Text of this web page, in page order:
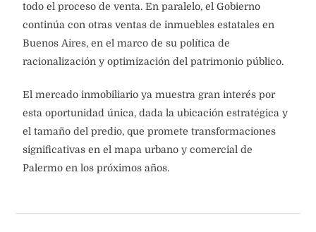
todo el proceso de venta. En paralelo, el Gobierno
continúa con otras ventas de inmuebles estatales en
Buenos Aires, en el marco de su política de
racionalización y optimización del patrimonio público.
El mercado inmobiliario ya muestra gran interés por
esta oportunidad única, dada la ubicación estratégica y
el tamaño del predio, que promete transformaciones
significativas en el mapa urbano y comercial de
Palermo en los próximos años.